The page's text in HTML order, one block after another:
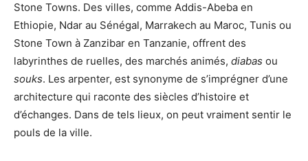
Stone Towns. Des villes, comme Addis-Abeba en
Ethiopie, Ndar au Sénégal, Marrakech au Maroc, Tunis ou
Stone Town à Zanzibar en Tanzanie, offrent des
labyrinthes de ruelles, des marchés animés, diabas ou
souks. Les arpenter, est synonyme de s’imprégner d’une
architecture qui raconte des siècles d’histoire et
d’échanges. Dans de tels lieux, on peut vraiment sentir le
pouls de la ville.